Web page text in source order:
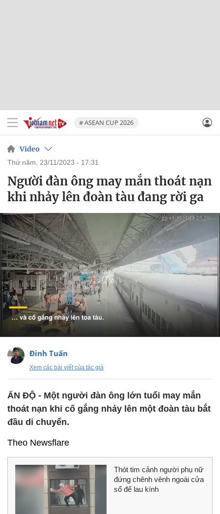
# ASEAN CUP 2026
Video
thứ năm, 23/11/2023 - 17:31
Người đàn ông may mắn thoát nạn
khi nhảy lên đoàn tàu đang rời ga
Đinh Tuấn
Xem các bài viết của tác giả
ẤN ĐỘ - Một người đàn ông lớn tuổi may mắn
thoát nạn khi cố gắng nhảy lên một đoàn tàu bắt
đầu di chuyển.
Theo Newsflare
Thót tim cảnh người phụ nữ
đứng chênh vênh ngoài cửa
sổ để lau kính